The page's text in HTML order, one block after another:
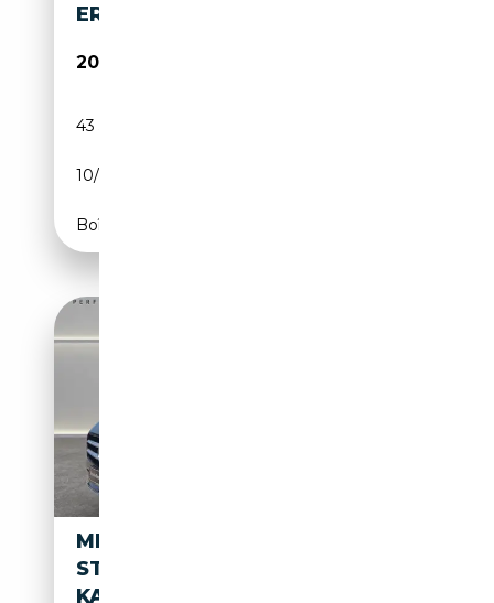
ERW.
20 990€
43 514 km
10/2020
Boîte automatique
MERCEDES-BENZ B 250 E
STYLE LED NAVI PARKPAKET
KAMERA TEMPOMAT